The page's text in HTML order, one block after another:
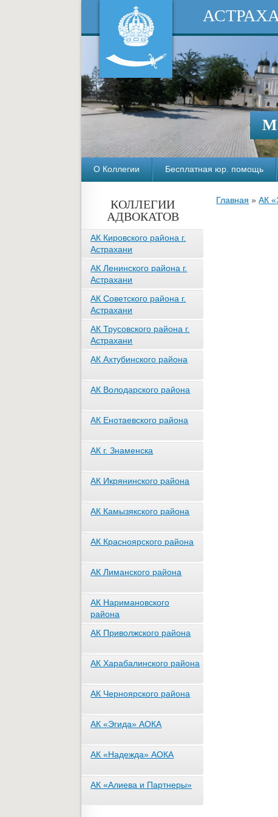
О Коллегии Бесплатная юр. помощь
КОЛЛЕГИИ
АДВОКАТОВ
АК Кировского района г.
Астрахани
АК Ленинского района г.
Астрахани
АК Советского района г.
Астрахани
АК Трусовского района г.
Астрахани
АК Ахтубинского района
АК Володарского района
АК Енотаевского района
АК г. Знаменска
АК Икрянинского района
АК Камызякского района
АК Красноярского района
АК Лиманского района
АК Наримановского
района
АК Приволжского района
АК Харабалинского района
АК Черноярского района
АК «Эгида» АОКА
АК «Надежда» АОКА
АК «Алиева и Партнеры»
Главная »АК